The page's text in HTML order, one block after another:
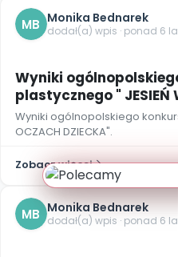
MB Monika Bednarek
dodał(a) wpis · ponad 6
Wyniki
plastycznego " JESIEŃ
Wyniki ogólnopolskiego
OCZACH DZIECKA".
Zobacz więcej
MB Monika Bednarek
dodał(a) wpis · ponad 6